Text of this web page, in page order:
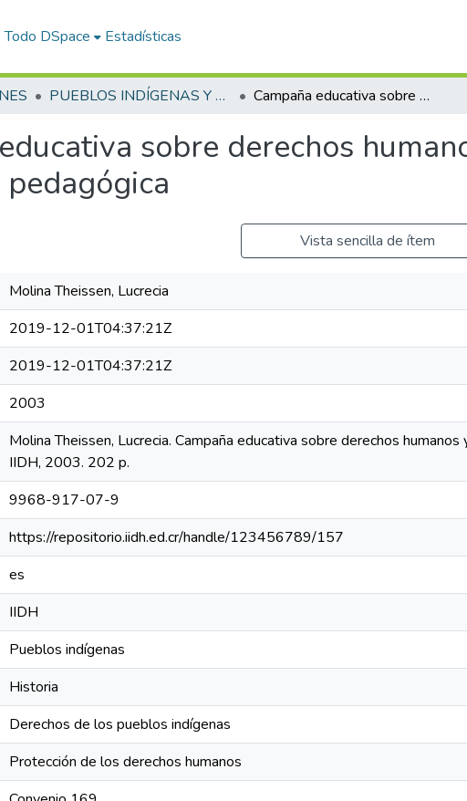
Todo DSpace Estadísticas
PUEBLOS INDÍGENAS Y AFRODESCENDIENTES Campaña educativa sobre derechos humanos y derechos indígenas : mediación pedagógica
sobre derechos
Vista sencilla de ítem
Molina Theissen, Lucrecia
2019-12-01T04:37:21Z
2019-12-01T04:37:21Z
2003
Molina Theissen, Lucrecia. Campaña educativa sobre derechos
IIDH, 2003. 202 p.
9968-917-07-9
https://repositorio.iidh.ed.cr/handle/123456789/157
es
IIDH
Pueblos indígenas
Historia
Derechos de los pueblos indígenas
Protección de los derechos humanos